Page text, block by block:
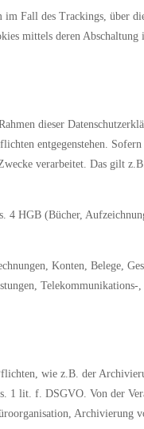
Fall des Trackings, über
mittels deren
dieser
entgegenstehen.
verarbeitet. Das gilt
HGB (Bücher,
Konten, Belege,
wie z.B. der
lit. f. DSGVO. Von der
Archivierung